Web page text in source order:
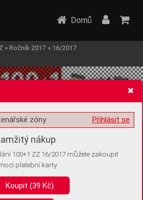
volitelných informací
nepotřebujeme ukládat žádné informace
vás ale požádali o souhlas s
Domů
» Ročník 2017 » 16/2017
Přihlásit se
zóny
nákup
100+1 ZZ 16/2017 můžete zakoupit
platební karty
Koupit (39 Kč)